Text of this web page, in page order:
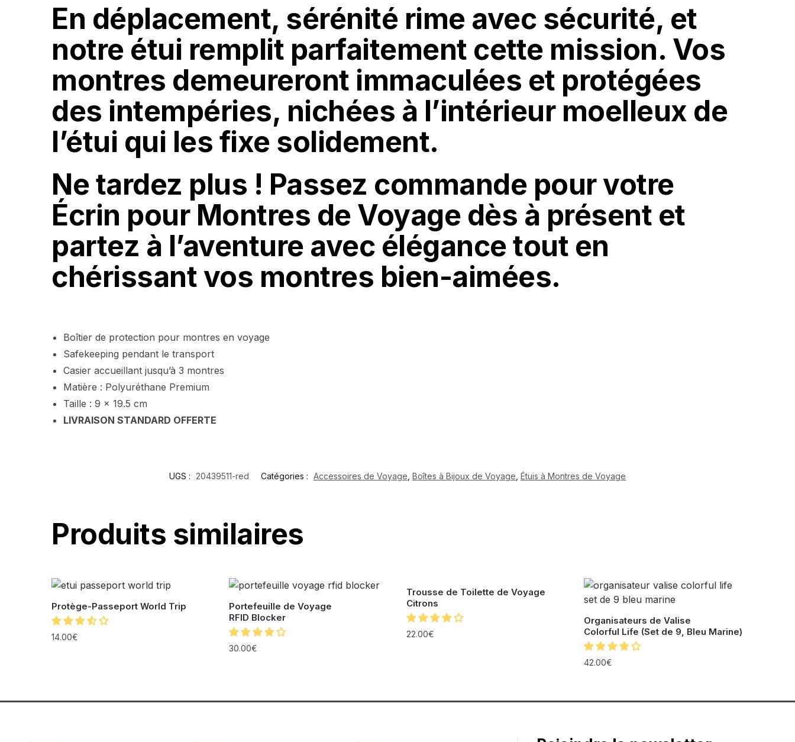
En déplacement, sérénité rime avec sécurité, et
notre étui remplit parfaitement cette mission. Vos
montres demeureront immaculées et protégées
des intempéries, nichées à l’intérieur moelleux de
l’étui qui les fixe solidement.
Ne tardez plus ! Passez commande pour votre
Écrin pour Montres de Voyage dès à présent et
partez à l’aventure avec élégance tout en
chérissant vos montres bien-aimées.
Boîtier de protection pour montres en voyage
Safekeeping pendant le transport
Casier accueillant jusqu’à 3 montres
Matière : Polyuréthane Premium
Taille : 9 x 19.5 cm
LIVRAISON STANDARD OFFERTE
UGS : 20439511-red Catégories : Accessoires de Voyage Boîtes à Bijoux de Voyage Étuis à Montres de Voyage
Produits similaires
Protège-Passeport World Trip
14.00€
Portefeuille de Voyage
RFID Blocker
30.00€
Trousse de Toilette de Voyage
Citrons
22.00€
Organisateurs de Valise
Colorful Life (Set de 9, Bleu Marine)
42.00€